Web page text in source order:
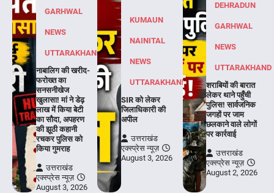
GARHWAL
NEWS
UTTARAKHAND
नाबालिग की खरीद-
फरोख्त का
सनसनीखेज
खुलासा! मां ने डेढ़
लाख में किया बेटी
का सौदा, अपहरण
की झूठी कहानी
रचकर पुलिस को
किया गुमराह
उत्तराखंड
एक्स्प्रेस न्यूज़
August 3, 2026
KUMAUN
NAINITAL
NEWS
UTTARAKHAND
SIR को लेकर
जिलाधिकारी की
अपील
उत्तराखंड
एक्स्प्रेस न्यूज़
August 3, 2026
DEHRADUN
GARHWAL
NEWS
UTTARAKHAND
शराबियों की बारात
लेकर थाने पहुँची
पुलिस! सार्वजनिक
जगहों पर जाम
छलकाने वाले लोगों
पर कार्रवाई
उत्तराखंड
एक्स्प्रेस न्यूज़
August 2, 2026